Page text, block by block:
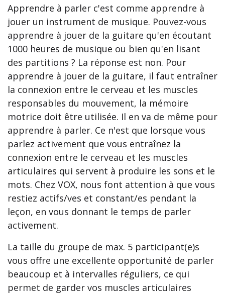
Apprendre à parler c'est comme apprendre à
jouer un instrument de musique. Pouvez-vous
apprendre à jouer de la guitare qu'en écoutant
1000 heures de musique ou bien qu'en lisant
des partitions ? La réponse est non. Pour
apprendre à jouer de la guitare, il faut entraîner
la connexion entre le cerveau et les muscles
responsables du mouvement, la mémoire
motrice doit être utilisée. Il en va de même pour
apprendre à parler. Ce n'est que lorsque vous
parlez activement que vous entraînez la
connexion entre le cerveau et les muscles
articulaires qui servent à produire les sons et le
mots. Chez VOX, nous font attention à que vous
restiez actifs/ves et constant/es pendant la
leçon, en vous donnant le temps de parler
activement.
La taille du groupe de max. 5 participant(e)s
vous offre une excellente opportunité de parler
beaucoup et à intervalles réguliers, ce qui
permet de garder vos muscles articulaires